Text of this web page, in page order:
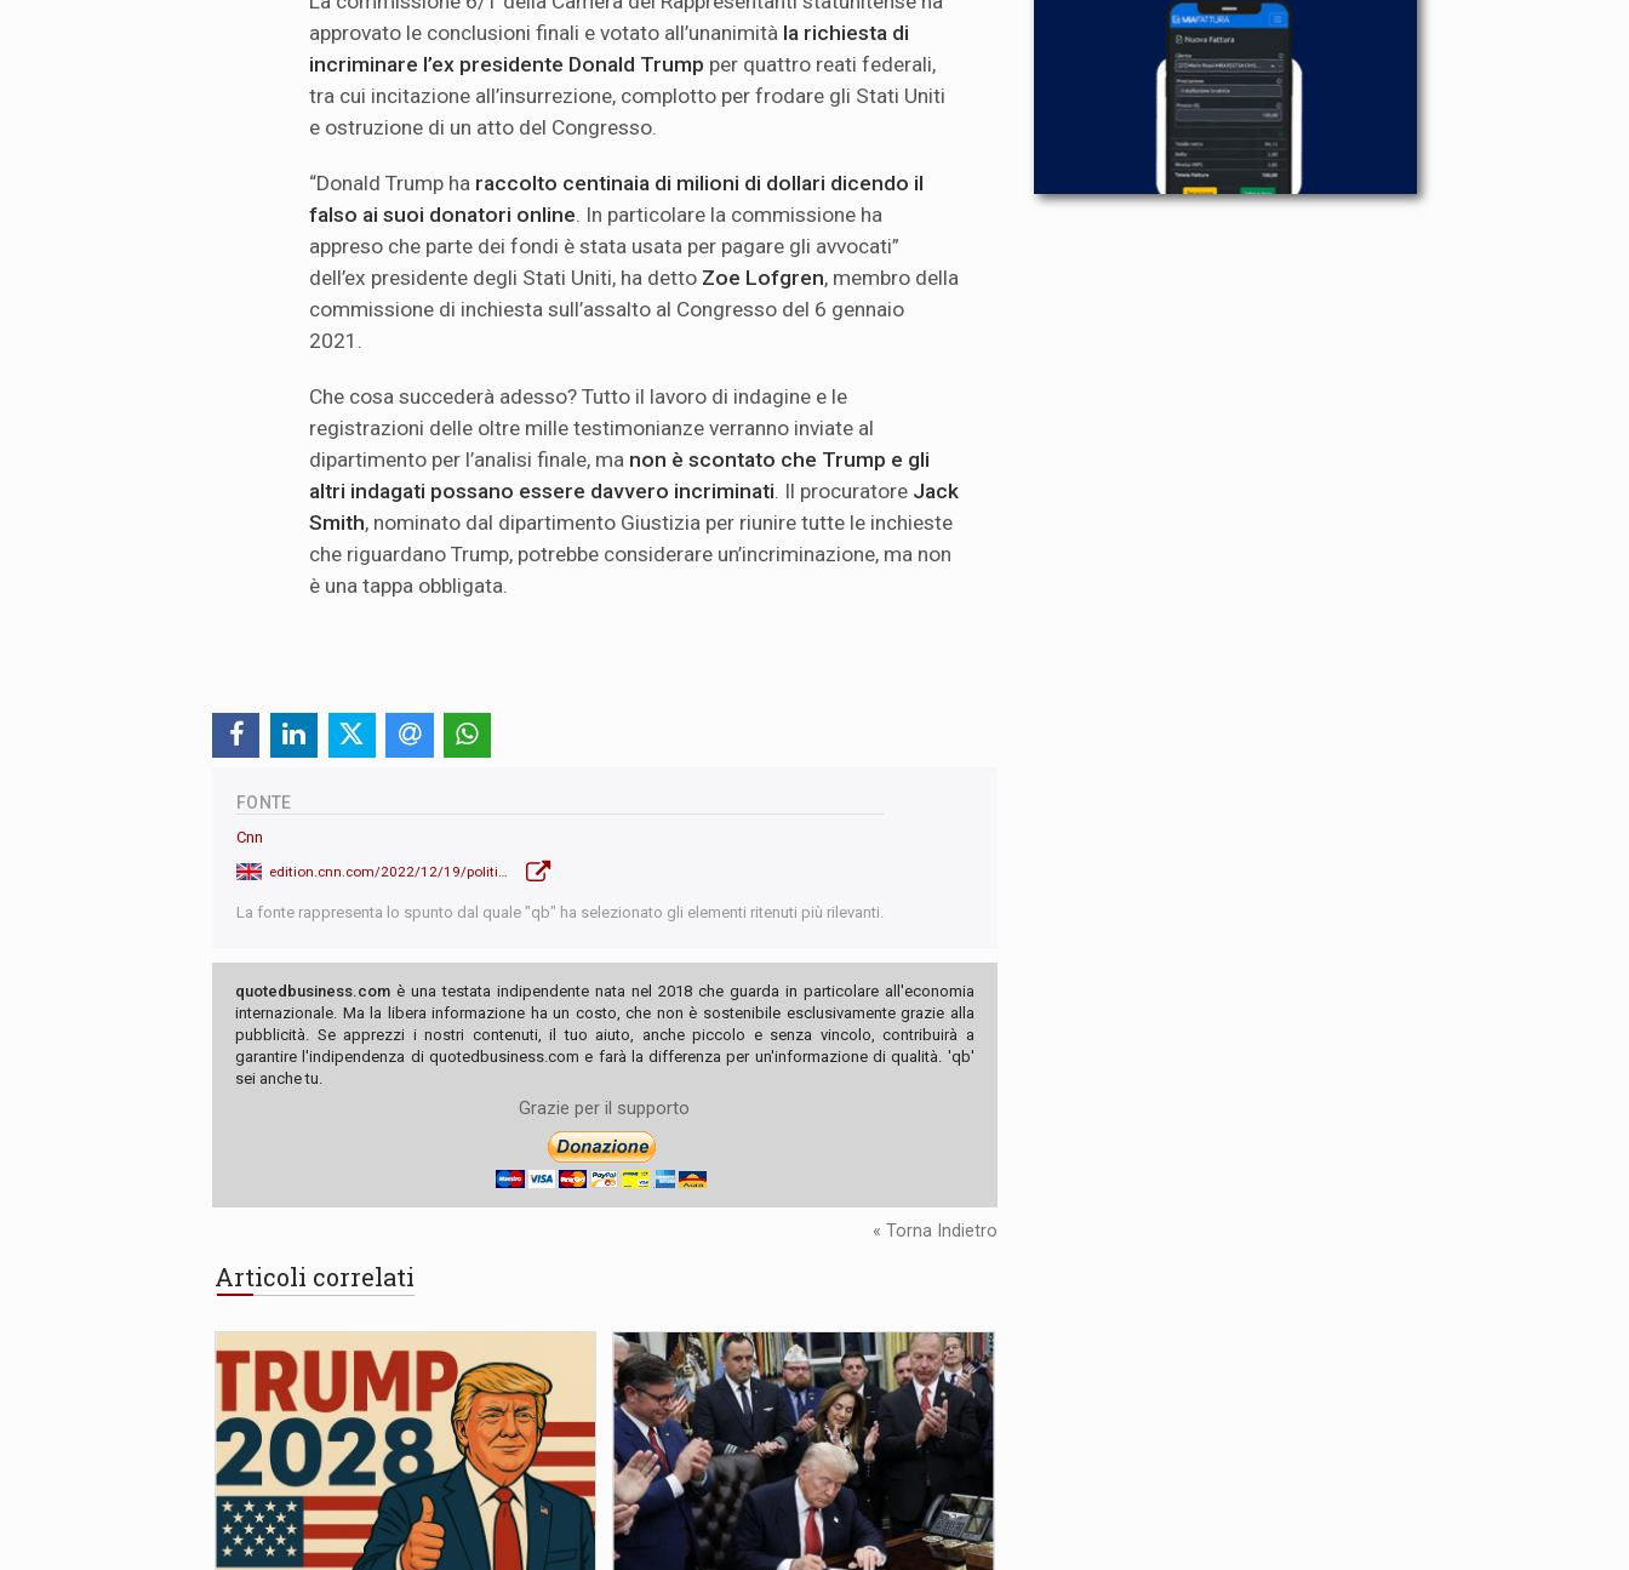
approvato le conclusioni finali e votato all’unanimità la richiesta di
incriminare l’ex presidente Donald Trump per quattro reati federali,
tra cui incitazione all’insurrezione, complotto per frodare gli Stati Uniti
e ostruzione di un atto del Congresso.
“Donald Trump ha raccolto centinaia di milioni di dollari dicendo il
falso ai suoi donatori online . In particolare la commissione ha
appreso che parte dei fondi è stata usata per pagare gli avvocati”
dell’ex presidente degli Stati Uniti, ha detto Zoe Lofgren, membro della
commissione di inchiesta sull’assalto al Congresso del 6 gennaio
2021.
Che cosa succederà adesso? Tutto il lavoro di indagine e le
registrazioni delle oltre mille testimonianze verranno inviate al
dipartimento per l’analisi finale, ma non è scontato che Trump e gli
altri indagati possano essere davvero incriminati . Il procuratore Jack
Smith, nominato dal dipartimento Giustizia per riunire tutte le inchieste
che riguardano Trump, potrebbe considerare un’incriminazione, ma non
è una tappa obbligata.
FONTE
Cnn
La fonte rappresenta lo spunto dal quale "qb" ha selezionato gli elementi ritenuti più rilevanti.
quotedbusiness.com è una testata indipendente nata nel 2018 che guarda in particolare all'economia
internazionale. Ma la libera informazione ha un costo, che non è sostenibile esclusivamente grazie alla
pubblicità. Se apprezzi i nostri contenuti, il tuo aiuto, anche piccolo e senza vincolo, contribuirà a
garantire l'indipendenza di quotedbusiness.com e farà la differenza per un'informazione di qualità. 'qb'
sei anche tu.
Grazie per il supporto
« Torna Indietro
Articoli correlati